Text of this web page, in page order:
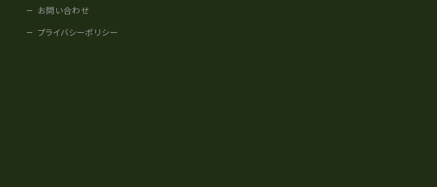
お問い合わせ
プライバシーポリシー